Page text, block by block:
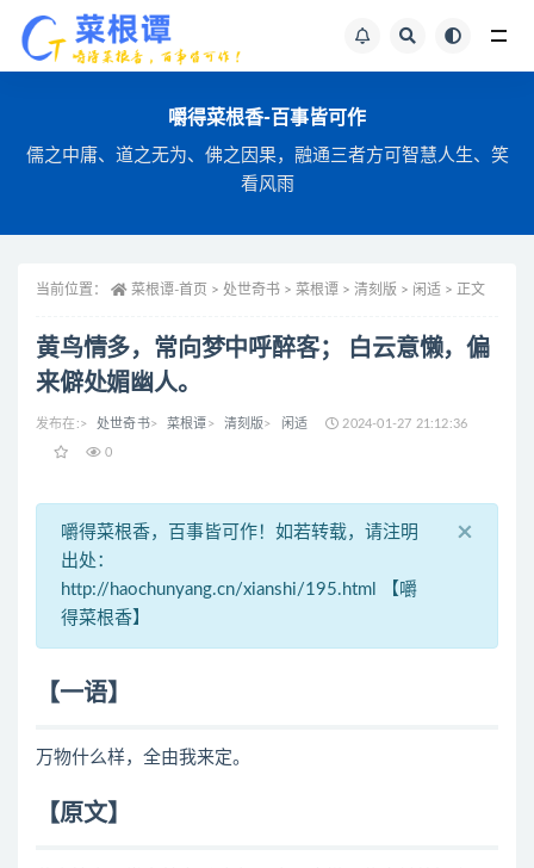
嚼得菜根香-百事皆可作
儒之中庸、道之无为、佛之因果，融通三者方可智慧人生、笑
看风雨
当前位置： 菜根谭-首页 > 处世奇书 > 菜根谭 > 清刻版 > 闲适 > 正文
黄鸟情多，常向梦中呼醉客； 白云意懒，偏
来僻处媚幽人。
发布在:> 处世奇书> 菜根谭 > 清刻版> 闲适 2024-01-27 21:12:36
0
嚼得菜根香，百事皆可作！如若转载，请注明
出处：
http://haochunyang.cn/xianshi/195.html 【嚼
得菜根香】
×
【一语】
万物什么样，全由我来定。
【原文】
全站文章搜索